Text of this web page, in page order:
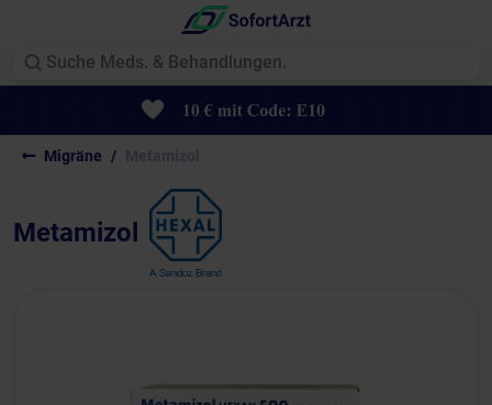
Migräne
Metamizol